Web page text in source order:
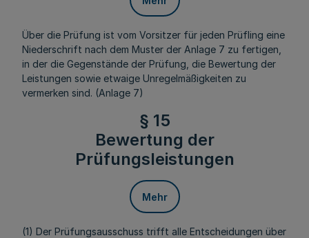
Über die Prüfung ist vom Vorsitzer für jeden Prüfling eine
Niederschrift nach dem Muster der Anlage 7 zu fertigen,
in der die Gegenstände der Prüfung, die Bewertung der
Leistungen sowie etwaige Unregelmäßigkeiten zu
vermerken sind. (Anlage 7)
§ 15
Bewertung der
Prüfungsleistungen
Mehr
(1) Der Prüfungsausschuss trifft alle Entscheidungen über